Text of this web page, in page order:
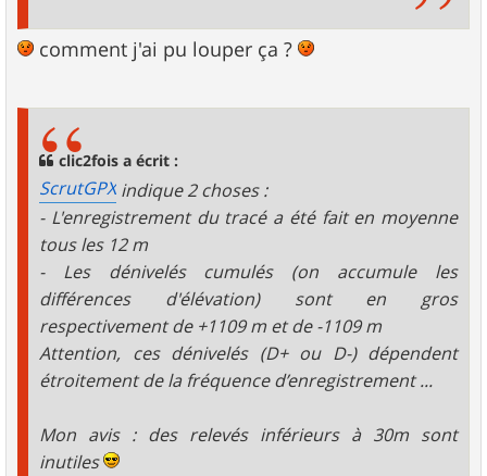
comment j'ai pu louper ça ?
clic2fois a écrit :
ScrutGPX indique 2 choses :
- L'enregistrement du tracé a été fait en moyenne
tous les 12 m
- Les dénivelés cumulés (on accumule les
différences d'élévation) sont en gros
respectivement de +1109 m et de -1109 m
Attention, ces dénivelés (D+ ou D-) dépendent
étroitement de la fréquence d’enregistrement ...
Mon avis : des relevés inférieurs à 30m sont
inutiles